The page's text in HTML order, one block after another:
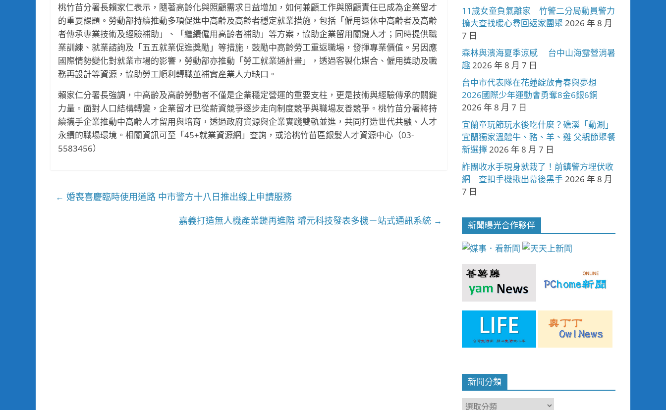
桃竹苗分署長賴家仁表示，隨著高齡化與照顧需求日益增加，如何兼顧工作與照顧責任已成為企業留才
的重要課題。勞動部持續推動多項促進中高齡及高齡者穩定就業措施，包括「僱用退休中高齡者及高齡
者傳承專業技術及經驗補助」、「繼續僱用高齡者補助」等方案，協助企業留用關鍵人才；同時提供職
業訓練、就業諮詢及「五五就業促進獎勵」等措施，鼓勵中高齡勞工重返職場，發揮專業價值。另因應
國際情勢變化對就業市場的影響，勞動部亦推動「勞工就業通計畫」，透過客製化媒合、僱用獎助及職
務再設計等資源，協助勞工順利轉職並補實產業人力缺口。
賴家仁分署長強調，中高齡及高齡勞動者不僅是企業穩定營運的重要支柱，更是技術與經驗傳承的關鍵
力量。面對人口結構轉變，企業留才已從薪資競爭逐步走向制度競爭與職場友善競爭。桃竹苗分署將持
續攜手企業推動中高齡人才留用與培育，透過政府資源與企業實踐雙軌並進，共同打造世代共融、人才
永續的職場環境。相關資訊可至「45+就業資源網」查詢，或洽桃竹苗區銀髮人才資源中心（03-
5583456）
← 婚喪喜慶臨時使用道路 中市警方十八日推出線上申請服務
嘉義打造無人機產業鏈再進階 璿元科技發表多機ㄧ站式通訊系統 →
11歲女童負氣離家 竹警二分局動員警力
擴大查找暖心尋回返家團聚 2026 年 8 月
7 日
森林與濱海夏季涼感 台中山海露營消暑
趣2026 年 8 月 7 日
台中市代表隊在花蓮綻放青春與夢想
2026國際少年運動會勇奪8金6銀6銅
2026 年 8 月 7 日
宜蘭童玩節玩水後吃什麼？礁溪「動涮」
宜蘭獨家溫體牛、豬、羊、雞 父親節聚餐
新選擇2026 年 8 月 7 日
詐團收水手現身就栽了！前鎮警方埋伏收
網 查扣手機揪出幕後黑手2026 年 8 月
7 日
新聞曝光合作夥伴
新聞分類
新